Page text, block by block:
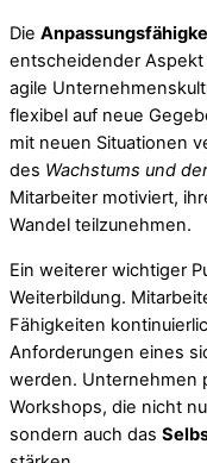
Die
entscheidender Aspekt
agile
flexibel auf neue
mit neuen Situationen
des Wachstums und
Mitarbeiter motiviert,
Wandel teilzunehmen.
Ein weiterer wichtiger
Weiterbildung.
Fähigkeiten
Anforderungen eines
werden. Unternehmen
Workshops, die nicht
sondern auch das